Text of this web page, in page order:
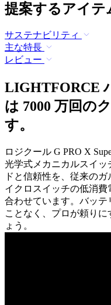
提案するアイテ
サステナビリティ
主な特長
レビュー
LIGHTFORCE
は 7000 万回の
す。
ロジクール G PRO X
光学式メカニカルスイ
ドと信頼性を、従来の
イクロスイッチの低消
合わせています。バッテ
ことなく、プロが頼り
ょう。